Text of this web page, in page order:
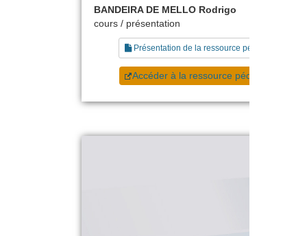
BANDEIRA DE MELLO Rodrigo
cours / présentation
Présentation de la ressource pédagogique
Accéder à la ressource pédagogique